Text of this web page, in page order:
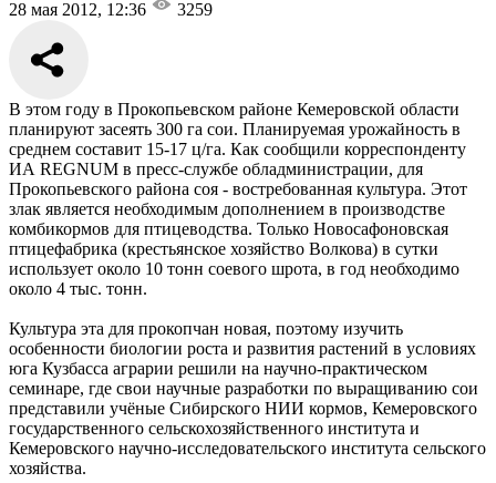
28 мая 2012, 12:36 3259
В этом году в Прокопьевском районе Кемеровской области
планируют засеять 300 га сои. Планируемая урожайность в
среднем составит 15-17 ц/га. Как сообщили корреспонденту
ИА REGNUM в пресс-службе обладминистрации, для
Прокопьевского района соя - востребованная культура. Этот
злак является необходимым дополнением в производстве
комбикормов для птицеводства. Только Новосафоновская
птицефабрика (крестьянское хозяйство Волкова) в сутки
использует около 10 тонн соевого шрота, в год необходимо
около 4 тыс. тонн.
Культура эта для прокопчан новая, поэтому изучить
особенности биологии роста и развития растений в условиях
юга Кузбасса аграрии решили на научно-практическом
семинаре, где свои научные разработки по выращиванию сои
представили учёные Сибирского НИИ кормов, Кемеровского
государственного сельскохозяйственного института и
Кемеровского научно-исследовательского института сельского
хозяйства.